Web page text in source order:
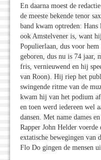
En daarna moest de
de meeste bekende tenor
band kwam optreden:
ook Amstelvener is, want
Populierlaan, dus voor
geboren, dus nu is 74 jaar,
fris, vernieuwend en hij
van Roon). Hij riep het
swingende ritme van de
kwam hij van het podium
en toen werd iedereen wel
dansen. Met name dames
Rapper John Helder
extatische bewegingen van
Flo Do gingen de mensen